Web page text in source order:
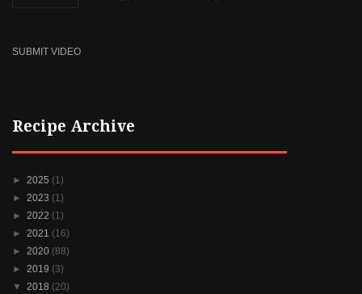
SUBMIT VIDEO
Recipe Archive
► 2025 (1)
► 2023 (1)
► 2022 (1)
► 2021 (16)
► 2020 (88)
► 2019 (3)
▼ 2018 (20)